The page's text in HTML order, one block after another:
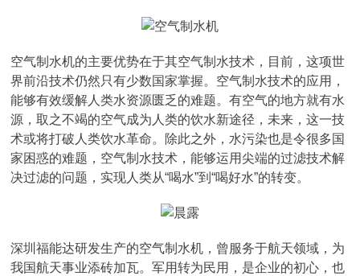
空气制水机的主要优势在于其空气制水技术，目前，这项世
界前沿技术仍然只有少数国家掌握。空气制水技术的应用，
能够有效缓解人类水资源匮乏的难题。有空气的地方就有水
源，取之不竭的空气成为人类的饮水新途径，未来，这一技
术或将打破人类饮水革命。除此之外，水污染也是令很多国
家困惑的难题，空气制水技术，能够运用尖端的过滤技术解
决过滤的问题，实现人类从“喝水”到“喝好水”的转变。
深圳福能达研发生产的空气制水机，曾服务于航天领域，为
我国航天事业添砖加瓦。军用转为民用，是企业的初心，也